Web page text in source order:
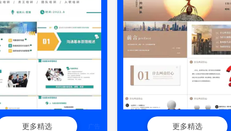
更多精选 广告 更多精选